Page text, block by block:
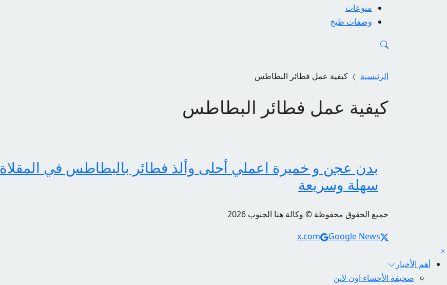
منوعات
وصفات طبخ
الرئيسية كيفية عمل فطائر البطاطس
كيفية عمل فطائر البطاطس
بدن عجن و خميرة اعملي أحلى وألذ فطائر بالبطاطس في المقلاة
سهلة وسريعة
جميع الحقوق محفوظة © وكالة هنا الجنوب 2026
Social Links
x.com Google News
أهم الأخبار
صحيفة الأحساء اون لاين